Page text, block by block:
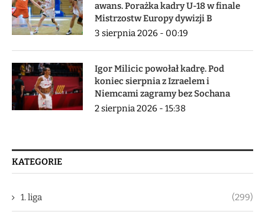
awans. Porażka kadry U-18 w finale
Mistrzostw Europy dywizji B
3 sierpnia 2026 - 00:19
Igor Milicic powołał kadrę. Pod
koniec sierpnia z Izraelem i
Niemcami zagramy bez Sochana
2 sierpnia 2026 - 15:38
KATEGORIE
1. liga (299)